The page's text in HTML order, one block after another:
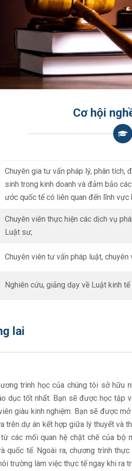
Cơ hội
Chuyên gia tư vấn pháp lý, phân tích,
sinh trong kinh doanh và đảm bảo
ước quốc tế có liên quan đến lĩnh vực
Chuyên viên thực hiện các dịch vụ
Luật sư;
Chuyên viên tư vấn pháp luật,
Nghiên cứu, giảng dạy về Luật kinh
lai
trình học của chúng tôi sở
dục tốt nhất. Bạn sẽ được học tập
giàu kinh nghiệm. Bạn sẽ được
trên dự án kết hợp giữa lý thuyết và
các mối quan hệ chặt chẽ của bộ
quốc tế. Ngoài ra, chương trình
trường làm việc thực tế ngay khi ra